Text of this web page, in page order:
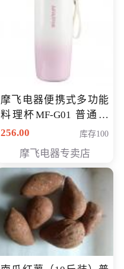
摩飞电器便携式多功能
料理杯MF-G01 普通会
员专享价格118元
256.00 库存100
摩飞电器专卖店